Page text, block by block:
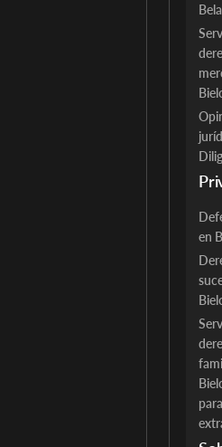
en
para